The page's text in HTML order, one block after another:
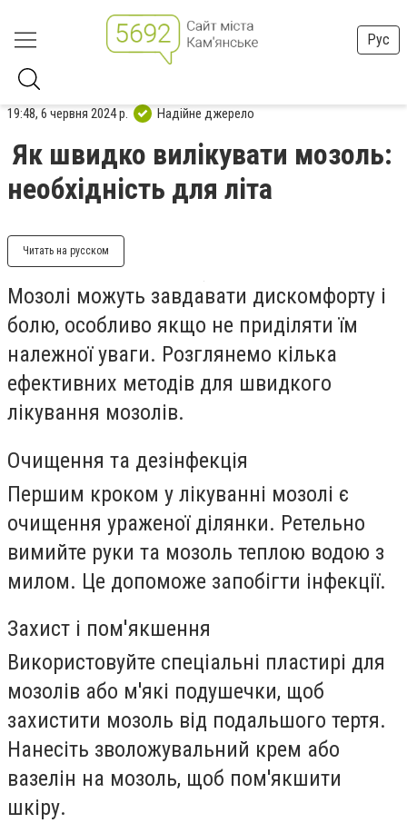
Рус
19:48, 6 червня 2024 р. Надійне джерело
Як швидко вилікувати мозоль:
необхідність для літа
Читать на русском
Мозолі можуть завдавати дискомфорту і
болю, особливо якщо не приділяти їм
належної уваги. Розглянемо кілька
ефективних методів для швидкого
лікування мозолів.
Очищення та дезінфекція
Першим кроком у лікуванні мозолі є
очищення ураженої ділянки. Ретельно
вимийте руки та мозоль теплою водою з
милом. Це допоможе запобігти інфекції.
Захист і пом'якшення
Використовуйте спеціальні пластирі для
мозолів або м'які подушечки, щоб
захистити мозоль від подальшого тертя.
Нанесіть зволожувальний крем або
вазелін на мозоль, щоб пом'якшити
шкіру.